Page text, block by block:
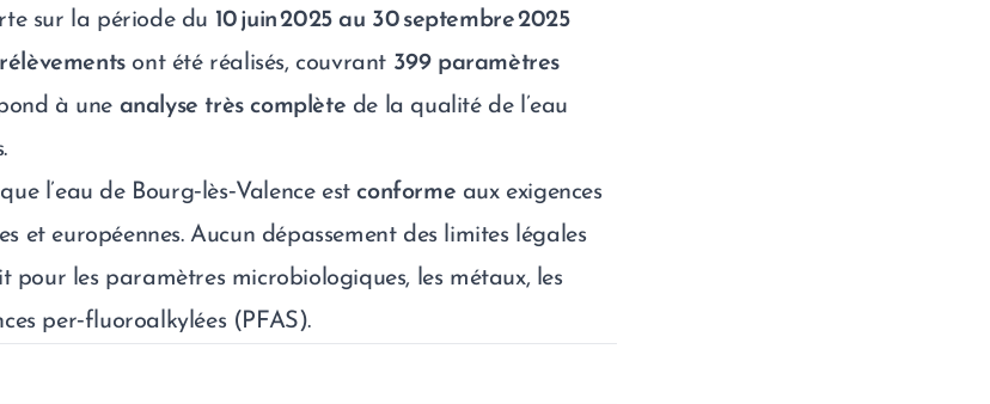
sur la période du 10 juin 2025 au 30 septembre 2025
ont été réalisés, couvrant 399 paramètres
à une analyse très complète de la qualité de l’eau
l’eau de Bourg‑lès‑Valence estconforme aux exigences
et européennes. Aucun dépassement des limites légales
pour les paramètres microbiologiques, les métaux, les
per‑fluoroalkylées (PFAS).